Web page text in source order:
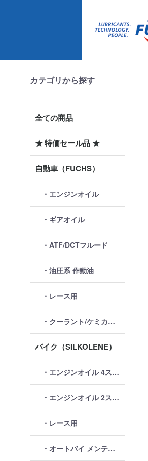
カテゴリから探す
全ての商品
★ 特価セール品 ★
自動車（FUCHS）
・エンジンオイル
・ギアオイル
・ATF/DCTフルード
・油圧系 作動油
・レース用
・クーラント/ケミカル類
バイク（SILKOLENE）
・エンジンオイル 4ストローク
・エンジンオイル 2ストローク
・レース用
・オートバイ メンテナンス